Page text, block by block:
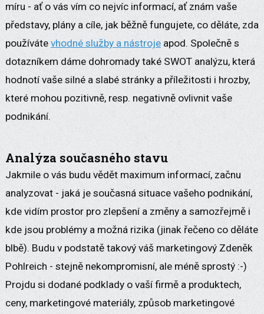
míru - ať o vás vím co nejvíc informací, ať znám vaše
představy, plány a cíle, jak běžně fungujete, co děláte, zda
používáte vhodné služby a nástrojeapod. Společně s
dotazníkem dáme dohromady také SWOT analýzu, která
hodnotí vaše silné a slabé stránky a příležitosti i hrozby,
které mohou pozitivně, resp. negativně ovlivnit vaše
podnikání.
Analýza současného stavu
Jakmile o vás budu vědět maximum informací, začnu
analyzovat - jaká je současná situace vašeho podnikání,
kde vidím prostor pro zlepšení a změny a samozřejmě i
kde jsou problémy a možná rizika (jinak řečeno co děláte
blbě). Budu v podstatě takový váš marketingový Zdeněk
Pohlreich - stejně nekompromisní, ale méně sprostý :-)
Projdu si dodané podklady o vaší firmě a produktech,
ceny, marketingové materiály, způsob marketingové